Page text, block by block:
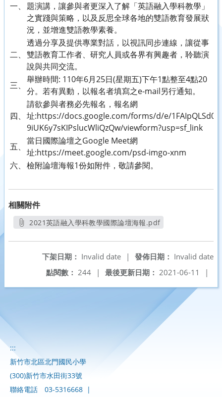
一、
題演講，讓參與者更深入了解「英語融入學科教學」
之實踐與策略，以及反思全球各地的雙語教育發展狀
況，並增進雙語教學素養。
二、
透過分享及提供專業對話，以視訊同步連線，讓從事
雙語教育工作者、研究人員或各界有興趣者，聆聽演
說與共同交流。
三、
舉辦時間: 110年6月25日(星期五)下午1點整至4點20
分。若有異動，以報名者填寫之e-mail另行通知。
四、
請欲參與者務必先報名，報名網
址:https://docs.google.com/forms/d/e/
9iUK6y7sKIPslucWliQzQw/viewform?usp=sf_link
五、
當日國際論壇之Google Meet網
址:https://meet.google.com/psd-imgo-xnm
六、 檢附論壇海報1份如附件，敬請參閱。
相關附件
2021英語融入學科教學國際論壇海報.pdf
發佈日期： Invalid date
下架日期： Invalid date
|
最後更新日期： 2021-06-11 |
點閱數： 244 |
:::
新竹市北區北門國民小學
(300)新竹市水田街33號
聯絡電話
03-5316668 |